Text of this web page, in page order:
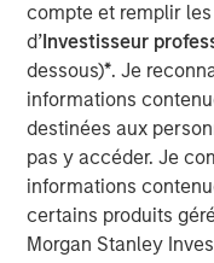
compte et remplir
d’Investisseur
dessous)*. Je
informations
destinées aux
pas y accéder. Je
informations
certains produits
Morgan Stanley
climate private equity
Impact Partners, SET
Hightech
advisory board,
the round.
Instagrid more than
use the funding to
North American